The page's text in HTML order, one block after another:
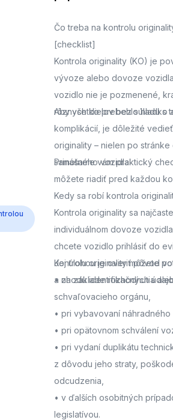
Čo treba na kontrolu
[checklist]
Kontrola originality (KO) je
vývoze alebo dovoze
vozidlo nie je pozmenené,
rôznych dielov bez súladu s
Aby všetko prebehlo hladko
komplikácií, je dôležité
originality – nielen po
samotného vozidla.
Prinášame vám praktický
môžete riadiť pred každou
Kedy sa robí kontrola
Kontrola originality sa
individuálnom dovoze
chcete vozidlo prihlásiť do
Jej úlohou je overiť pôvod
a zhodu identifikačných
Kontrolu originality môžete
• na základe rozhodnutia
schvaľovacieho orgánu,
• pri vybavovaní náhradného
• pri opätovnom schválení
• pri vydaní duplikátu
z dôvodu jeho straty,
odcudzenia,
• v ďalších osobitných
legislatívou.